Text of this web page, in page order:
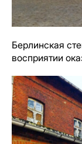
Берлинская
восприятии